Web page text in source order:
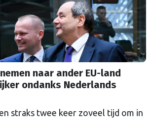
naar ander EU-land
ondanks Nederlands
straks twee keer zoveel tijd om in